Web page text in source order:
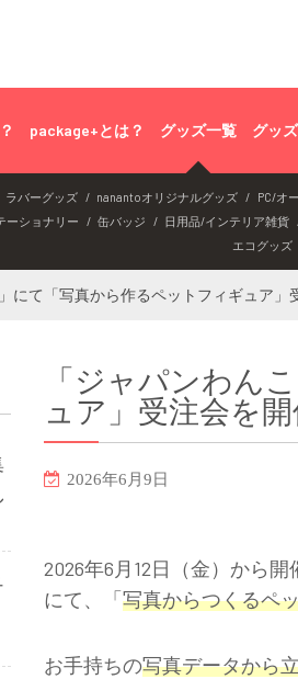
package+とは？ グッズ一覧 グッ
ラバーグッズ nanantoオリジナルグッズ PC/オ
ーショナリー 缶バッジ 日用品/インテリア雑貨
エコグッズ
にて「写真から作るペットフィギュア」
「ジャパンわん
ュア」受注会を開
2026年6月9日
2026年6月12日（金）から
にて、「写真からつくるペ
お手持ちの写真データから